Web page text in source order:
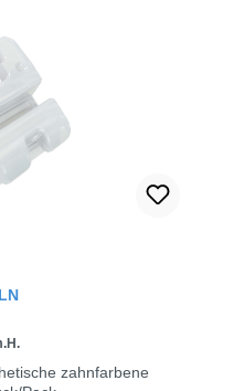
zahnfarbene